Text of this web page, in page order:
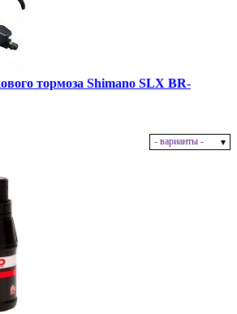
тормоза Shimano SLX BR-
- варианты -